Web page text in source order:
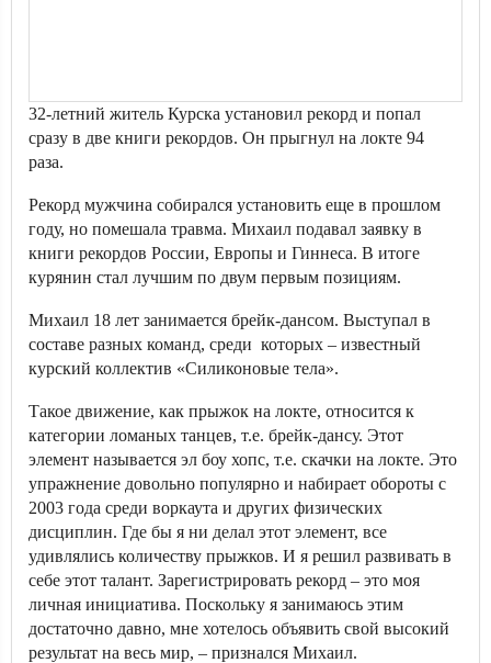
32-летний житель Курска установил рекорд и попал
сразу в две книги рекордов. Он прыгнул на локте 94
раза.
Рекорд мужчина собирался установить еще в прошлом
году, но помешала травма. Михаил подавал заявку в
книги рекордов России, Европы и Гиннеса. В итоге
курянин стал лучшим по двум первым позициям.
Михаил 18 лет занимается брейк-дансом. Выступал в
составе разных команд, среди которых – известный
курский коллектив «Силиконовые тела».
Такое движение, как прыжок на локте, относится к
категории ломаных танцев, т.е. брейк-дансу. Этот
элемент называется эл боу хопс, т.е. скачки на локте. Это
упражнение довольно популярно и набирает обороты с
2003 года среди воркаута и других физических
дисциплин. Где бы я ни делал этот элемент, все
удивлялись количеству прыжков. И я решил развивать в
себе этот талант. Зарегистрировать рекорд – это моя
личная инициатива. Поскольку я занимаюсь этим
достаточно давно, мне хотелось объявить свой высокий
результат на весь мир, – признался Михаил.